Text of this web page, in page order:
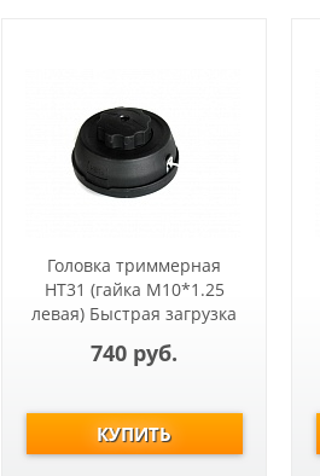
Головка триммерная
HT31 (гайка М10*1.25
левая) Быстрая загрузка
ЕТ1004А,ЕТ1200А
740 руб.